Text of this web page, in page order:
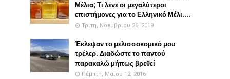
Μέλια; Τι λένε οι μεγαλύτεροι
επιστήμονες για το Ελληνικό Μέλι....
Τρίτη, Νοεμβρίου 26, 2019
Έκλεψαν το μελισσοκομικό μου
τρέλερ. Διαδώστε το παντού
παρακαλώ μήπως βρεθεί
Πέμπτη, Μαΐου 12, 2016